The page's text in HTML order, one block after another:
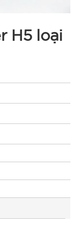
H5 loại